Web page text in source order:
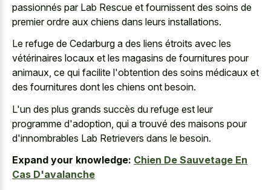
passionnés par Lab Rescue et fournissent des soins de
premier ordre aux chiens dans leurs installations.
Le refuge de Cedarburg a des liens étroits avec les
vétérinaires locaux et les magasins de fournitures pour
animaux, ce qui facilite l'obtention des soins médicaux et
des fournitures dont les chiens ont besoin.
L'un des plus grands succès du refuge est leur
programme d'adoption, qui a trouvé des maisons pour
d'innombrables Lab Retrievers dans le besoin.
Expand your knowledge: Chien De Sauvetage En
Cas D'avalanche